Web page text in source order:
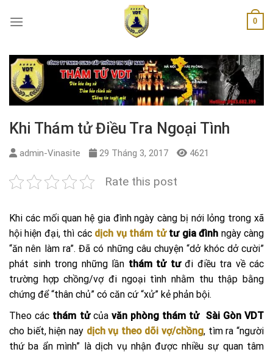
0
Khi Thám tử Điều Tra Ngoại Tình
admin-Vinasite 29 Tháng 3, 2017 4621
Rate this post
Khi các mối quan hệ gia đình ngày càng bị nới lỏng trong xã
hội hiện đại, thì các dịch vụ thám tửtư gia đình ngày càng
“ăn nên làm ra”. Đã có những câu chuyện “dở khóc dở cười”
phát sinh trong những lần thám tử tưđi điều tra về các
trường hợp chồng/vợ đi ngoại tình nhằm thu thập bằng
chứng để “thân chủ” có căn cứ “xử” kẻ phản bội.
Theo các thám tửcủa văn phòng thám tử Sài Gòn VDT
cho biết, hiện nay dịch vụ theo dõi vợ/chồng, tìm ra “người
thứ ba ẩn mình” là dịch vụ nhận được nhiều sự quan tâm